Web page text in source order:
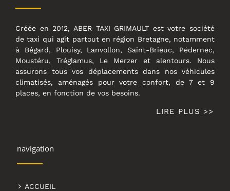
Créée en 2012, ABER TAXI GRIMAULT est votre société
de taxi qui agit partout en région Bretagne, notamment
à Bégard, Plouisy, Lanvollon, Saint-Brieuc, Pédernec,
Moustéru, Tréglamus, Le Merzer et alentours. Nous
assurons tous vos déplacements dans nos véhicules
climatisés, aménagés pour votre confort, de 7 et 9
places, en fonction de vos besoins.
LIRE PLUS >>
navigation
ACCUEIL